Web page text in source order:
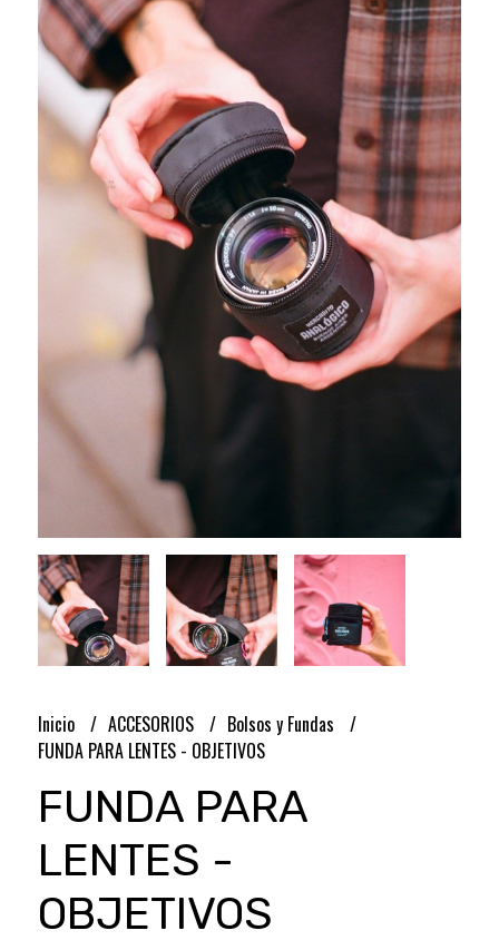
Inicio ACCESORIOS
Bolsos y Fundas
FUNDA PARA LENTES - OBJETIVOS
FUNDA PARA
LENTES -
OBJETIVOS